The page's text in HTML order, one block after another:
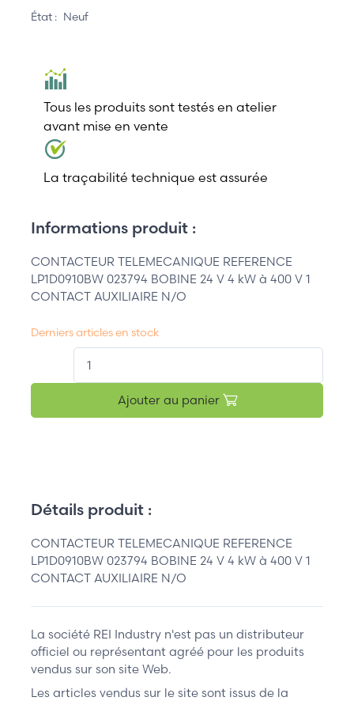
État : Neuf
Tous les produits sont testés en atelier
avant mise en vente
La traçabilité technique est assurée
Informations produit :
CONTACTEUR TELEMECANIQUE REFERENCE
LP1D0910BW 023794 BOBINE 24 V 4 kW à 400 V 1
CONTACT AUXILIAIRE N/O
Derniers articles en stock
Ajouter au panier
Détails produit :
CONTACTEUR TELEMECANIQUE REFERENCE
LP1D0910BW 023794 BOBINE 24 V 4 kW à 400 V 1
CONTACT AUXILIAIRE N/O
La société REI Industry n'est pas un distributeur
officiel ou représentant agréé pour les produits
vendus sur son site Web.
Les articles vendus sur le site sont issus de la